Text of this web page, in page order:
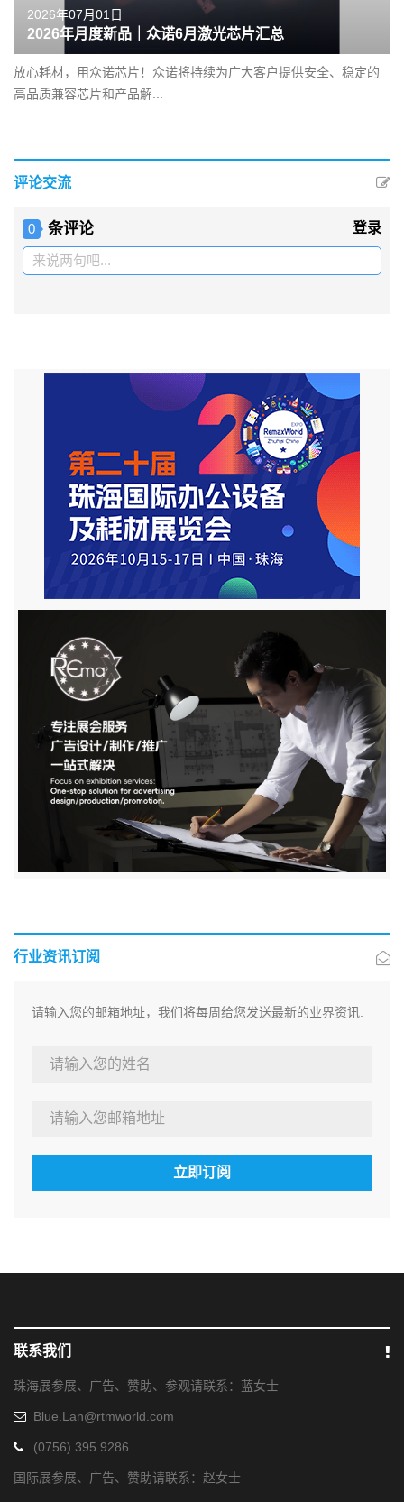
2026年07月01日
2026年月度新品｜众诺6月激光芯片汇总
放心耗材，用众诺芯片！众诺将持续为广大客户提供安全、稳定的
高品质兼容芯片和产品解...
评论交流
0 条评论 登录
来说两句吧...
行业资讯订阅
请输入您的邮箱地址，我们将每周给您发送最新的业界资讯.
立即订阅
联系我们
珠海展参展、广告、赞助、参观请联系：蓝女士
Blue.Lan@rtmworld.com
(0756) 395 9286
国际展参展、广告、赞助请联系：赵女士